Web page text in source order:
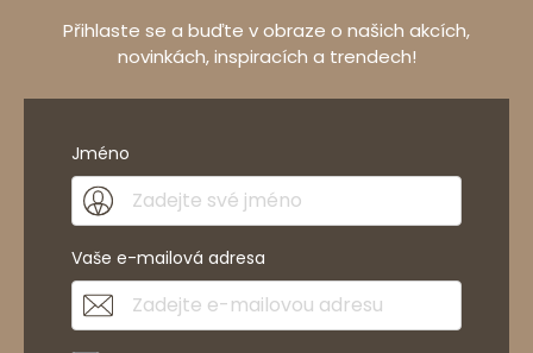
Přihlaste se a buďte v obraze o našich akcích,
novinkách, inspiracích a trendech!
Jméno
Vaše e-mailová adresa